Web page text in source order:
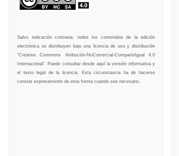
Salvo indicación contraria, todos los contenidos de la edición
electrónica se distribuyen bajo una licencia de uso y distribución
“Creative Commons Atribución-NoComercial-CompartirIgual 4.0
Internacional”. Puede consultar desde aquí la versión informativa y
el texto legal de la licencia. Esta circunstancia ha de hacerse
constar expresamente de esta forma cuando sea necesario.